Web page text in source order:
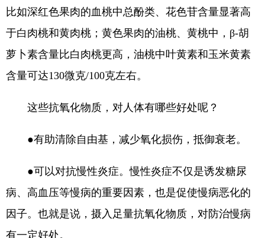
比如深红色果肉的血桃中总酚类、花色苷含量显著高
于白肉桃和黄肉桃；黄色果肉的油桃、黄桃中，β-胡
萝卜素含量比白肉桃更高，油桃中叶黄素和玉米黄素
含量可达130微克/100克左右。
这些抗氧化物质，对人体有哪些好处呢？
●有助清除自由基，减少氧化损伤，抵御衰老。
●可以对抗慢性炎症。慢性炎症不仅是诱发糖尿
病、高血压等慢病的重要因素，也是促使慢病恶化的
因子。也就是说，摄入足量抗氧化物质，对防治慢病
有一定好处。